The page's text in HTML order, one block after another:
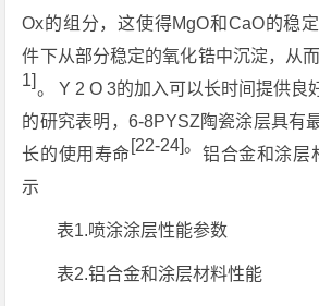
Ox的组分，这使得MgO和CaO的稳
件下从部分稳定的氧化锆中沉淀，从
1]。 Y 2 O 3的加入可以长时间提供良
的研究表明，6-8PYSZ陶瓷涂层具有
长的使用寿命[22-24]。铝合金和涂层
示
表1.喷涂涂层性能参数
表2.铝合金和涂层材料性能